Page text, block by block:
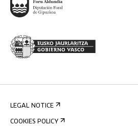
LEGAL NOTICE
COOKIES POLICY